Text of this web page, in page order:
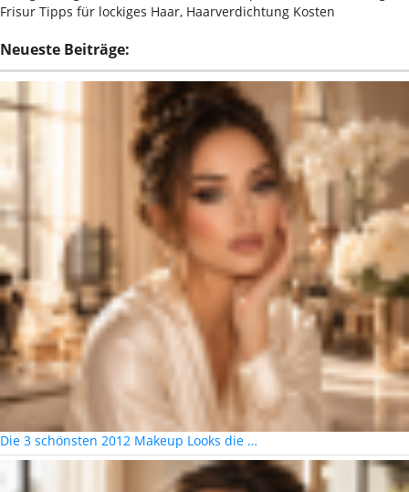
Frisur Tipps für lockiges Haar, Haarverdichtung Kosten
Neueste Beiträge:
Die 3 schönsten 2012 Makeup Looks die …